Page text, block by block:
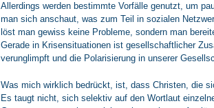
Allerdings werden bestimmte Vorfälle genutzt, um
man sich anschaut, was zum Teil in sozialen
löst man gewiss keine Probleme, sondern man
Gerade in Krisensituationen ist gesellschaftlicher
verunglimpft und die Polarisierung in unserer
Was mich wirklich bedrückt, ist, dass Christen, die
Es taugt nicht, sich selektiv auf den Wortlaut